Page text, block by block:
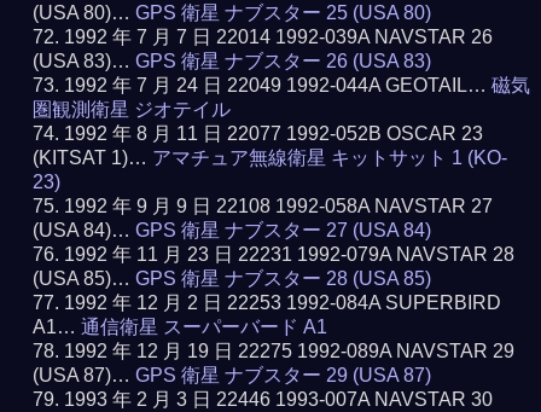
(USA 80)…GPS 衛星 ナブスター 25 (USA 80)
1992 年 7 月 7 日 22014 1992-039A NAVSTAR 26
(USA 83)…GPS 衛星 ナブスター 26 (USA 83)
1992 年 7 月 24 日 22049 1992-044A GEOTAIL…磁気
圏観測衛星 ジオテイル
1992 年 8 月 11 日 22077 1992-052B OSCAR 23
(KITSAT 1)… アマチュア無線衛星 キットサット 1 (KO-
23)
1992 年 9 月 9 日 22108 1992-058A NAVSTAR 27
(USA 84)…GPS 衛星 ナブスター 27 (USA 84)
1992 年 11 月 23 日 22231 1992-079A NAVSTAR 28
(USA 85)…GPS 衛星 ナブスター 28 (USA 85)
1992 年 12 月 2 日 22253 1992-084A SUPERBIRD
A1…通信衛星 スーパーバード A1
1992 年 12 月 19 日 22275 1992-089A NAVSTAR 29
(USA 87)…GPS 衛星 ナブスター 29 (USA 87)
1993 年 2 月 3 日 22446 1993-007A NAVSTAR 30